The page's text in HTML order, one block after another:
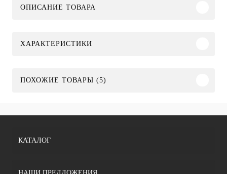
ОПИСАНИЕ ТОВАРА
ХАРАКТЕРИСТИКИ
ПОХОЖИЕ ТОВАРЫ (5)
КАТАЛОГ